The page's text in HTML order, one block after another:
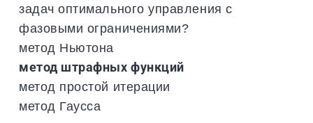
задач оптимального управления с
фазовыми ограничениями?
метод Ньютона
метод штрафных функций
метод простой итерации
метод Гаусса